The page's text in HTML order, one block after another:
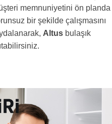
memnuniyetini ön planda
bir şekilde çalışmasını
Altus bulaşık